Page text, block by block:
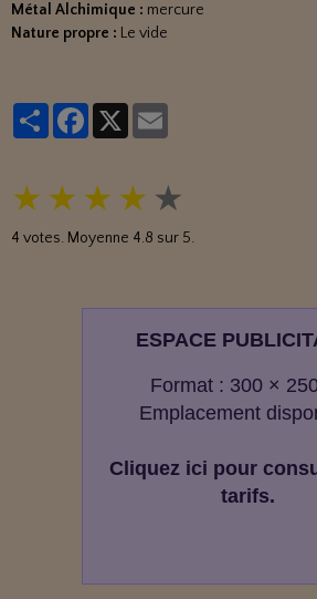
Métal Alchimique : mercure
Nature propre : Le vide
PartagerFacebook
★ ★ ★ ★ ★
4 votes. Moyenne 4.8 sur 5.
ESPACE
Format : 300 ×
Emplacement
Cliquez ici pour
tarifs.